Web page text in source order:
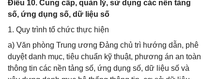
Điều 10. Cung cấp, quản lý, sử dụng các nền tảng
số, ứng dụng số, dữ liệu số
1. Quy trình tổ chức thực hiện
a) Văn phòng Trung ương Đảng chủ trì hướng dẫn, phê
duyệt danh mục, tiêu chuẩn kỹ thuật, phương án an toàn
thông tin các nền tảng số, ứng dụng số, dữ liệu số và